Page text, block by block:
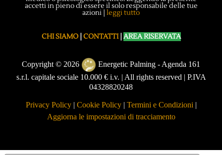
accetti in pieno di essere il solo responsabile delle tue
azioni | leggi tutto
CHI SIAMO| CONTATTI| AREA RISERVATA
Copyright © 2026
Energetic Palming - Agenda 161
s.r.l. capitale sociale 10.000 € i.v. | All rights reserved | P.IVA
04328820248
Privacy Policy| Cookie Policy| Termini e Condizioni |
Aggiorna le impostazioni di tracciamento